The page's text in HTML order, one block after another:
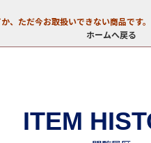
、ただ今お取扱いできない商品です。
ホームへ戻る